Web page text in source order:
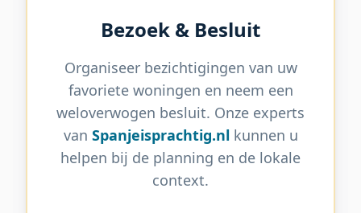
Bezoek & Besluit
Organiseer bezichtigingen van uw
favoriete woningen en neem een
weloverwogen besluit. Onze experts
van Spanjeisprachtig.nlkunnen u
helpen bij de planning en de lokale
context.